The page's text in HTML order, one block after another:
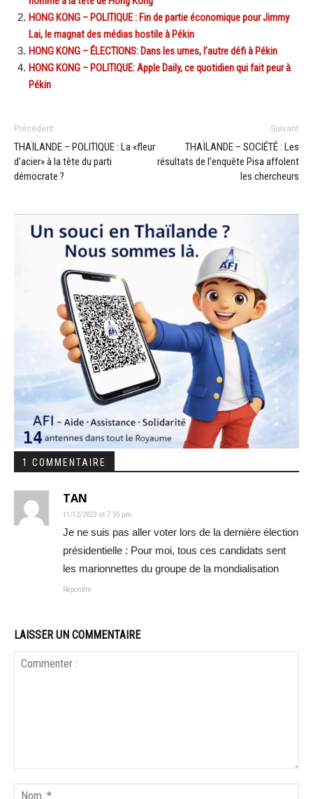
HONG KONG – POLITIQUE : Fin de partie économique pour Jimmy
Lai, le magnat des médias hostile à Pékin
HONG KONG – ÉLECTIONS: Dans les urnes, l’autre défi à Pékin
HONG KONG – POLITIQUE: Apple Daily, ce quotidien qui fait peur à
Pékin
Précédent
THAÏLANDE – POLITIQUE : La «fleur
d’acier» à la tête du parti
démocrate ?
Suivant
THAÏLANDE – SOCIÉTÉ : Les
résultats de l’enquête Pisa affolent
les chercheurs
1 COMMENTAIRE
TAN
11/12/2023 at 7:55 pm
Je ne suis pas aller voter lors de la dernière élection
présidentielle : Pour moi, tous ces candidats sent
les marionnettes du groupe de la mondialisation
Répondre
LAISSER UN COMMENTAIRE